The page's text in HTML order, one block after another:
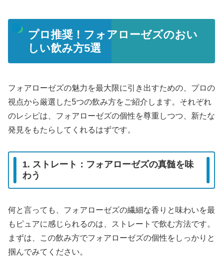
プロ推奨！フォアローゼズのおい
しい飲み方5選
フォアローゼズの魅力を最大限に引き出すための、プロの
視点から厳選した5つの飲み方をご紹介します。それぞれ
のレシピは、フォアローゼズの個性を尊重しつつ、新たな
発見をもたらしてくれるはずです。
1. ストレート：フォアローゼズの真髄を味
わう
何と言っても、フォアローゼズの繊細な香りと味わいを最
もピュアに感じられるのは、ストレートで飲む方法です。
まずは、この飲み方でフォアローゼズの個性をしっかりと
掴んでみてください。